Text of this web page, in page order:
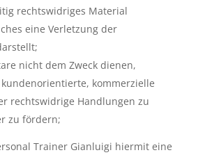
rechtswidriges Material
eine Verletzung der
nicht dem Zweck dienen,
kommerzielle
rechtswidrige Handlungen zu
zu fördern;
Trainer Gianluigi hiermit eine